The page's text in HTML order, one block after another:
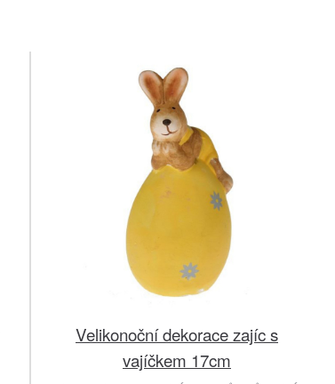
Velikonoční dekorace zajíc s
vajíčkem 17cm